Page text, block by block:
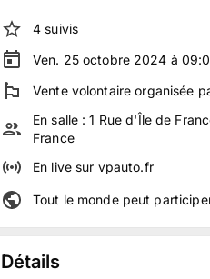
4 suivis
Ven. 25 octobre 2024 à
Vente volontaire organisée
En salle :1 Rue d'Île de
France
En livesur vpauto.fr
Tout le monde peut
Détails